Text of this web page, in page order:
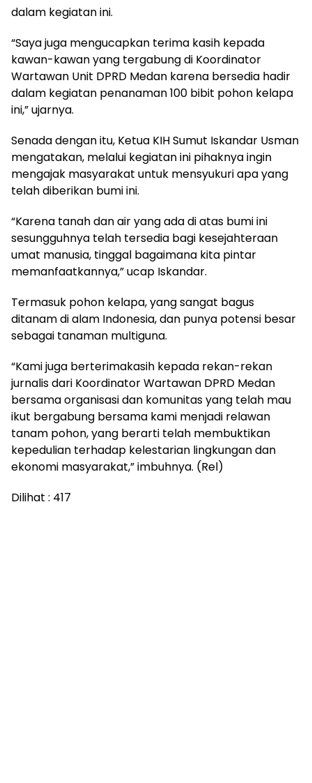
dalam kegiatan ini.
“Saya juga mengucapkan terima kasih kepada
kawan-kawan yang tergabung di Koordinator
Wartawan Unit DPRD Medan karena bersedia hadir
dalam kegiatan penanaman 100 bibit pohon kelapa
ini,” ujarnya.
Senada dengan itu, Ketua KIH Sumut Iskandar Usman
mengatakan, melalui kegiatan ini pihaknya ingin
mengajak masyarakat untuk mensyukuri apa yang
telah diberikan bumi ini.
“Karena tanah dan air yang ada di atas bumi ini
sesungguhnya telah tersedia bagi kesejahteraan
umat manusia, tinggal bagaimana kita pintar
memanfaatkannya,” ucap Iskandar.
Termasuk pohon kelapa, yang sangat bagus
ditanam di alam Indonesia, dan punya potensi besar
sebagai tanaman multiguna.
“Kami juga berterimakasih kepada rekan-rekan
jurnalis dari Koordinator Wartawan DPRD Medan
bersama organisasi dan komunitas yang telah mau
ikut bergabung bersama kami menjadi relawan
tanam pohon, yang berarti telah membuktikan
kepedulian terhadap kelestarian lingkungan dan
ekonomi masyarakat,” imbuhnya. (Rel)
Dilihat : 417